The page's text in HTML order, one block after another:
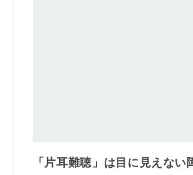
「片耳難聴」は目に見えない